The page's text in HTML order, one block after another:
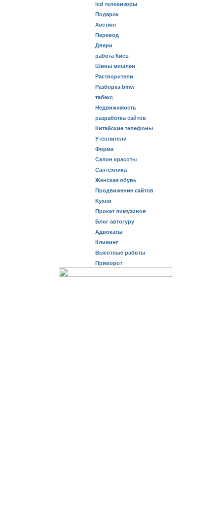
lcd телевизоры
Подарок
Хостинг
Перевод
Двери
работа Киев
Шины мишлен
Растворители
Разборка bmw
табекс
Недвижимость
разработка сайтов
Китайские телефоны
Утеплители
Форма
Салон красоты
Сантехника
Женская обувь
Продвижение сайтов
Кухни
Прокат лимузинов
Блог автогуру
Адвокаты
Клининг
Высотные работы
Приворот